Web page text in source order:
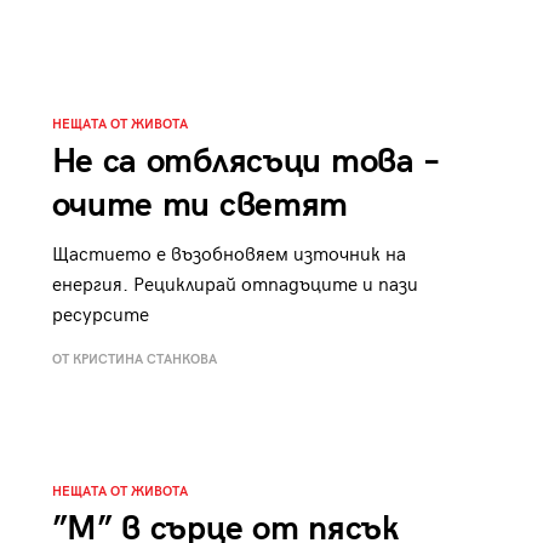
НЕЩАТА ОТ ЖИВОТА
Не са отблясъци това –
очите ти светят
Щастието е възобновяем източник на
енергия. Рециклирай отпадъците и пази
ресурсите
ОТ КРИСТИНА СТАНКОВА
НЕЩАТА ОТ ЖИВОТА
”М” в сърце от пясък
29/29